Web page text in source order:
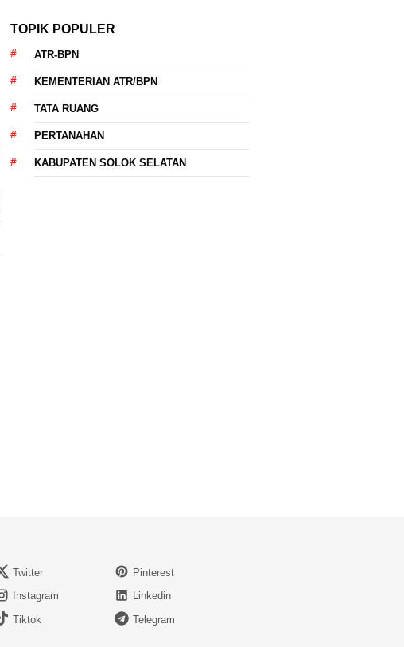
TOPIK POPULER
ATR-BPN
KEMENTERIAN ATR/BPN
TATA RUANG
PERTANAHAN
KABUPATEN SOLOK SELATAN
Twitter
Pinterest
Instagram
Linkedin
Tiktok Telegram